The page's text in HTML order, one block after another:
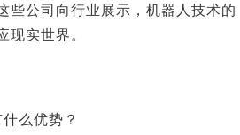
些公司向行业展示，机器人技术的
实世界。
么优势？